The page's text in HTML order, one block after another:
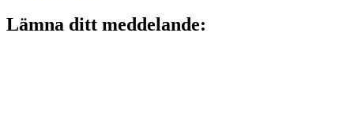
Lämna ditt meddelande: